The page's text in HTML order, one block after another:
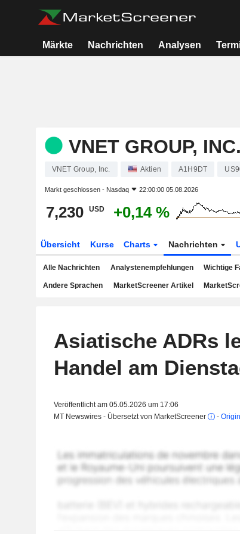
Märkte Nachrichten Analysen
VNET GROUP, INC.
VNET Group, Inc. Aktien A1H9DT
Markt geschlossen - Nasdaq 22:00:00 05.08.2026
7,230 USD +0,14 %
Übersicht Kurse Charts Nachrichten
Alle Nachrichten Analystenempfehlungen Wichtige
Andere Sprachen MarketScreener Artikel
Asiatische ADRs
Handel am
Veröffentlicht am 05.05.2026 um 17:06
MT Newswires - Übersetzt von MarketScreener
-